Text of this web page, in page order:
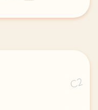
est une priorite
C2